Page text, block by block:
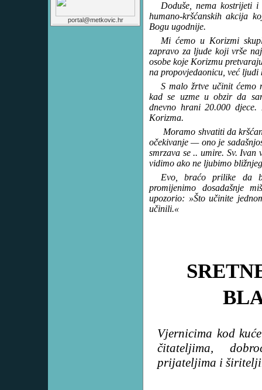
portal@metkovic.hr
Doduše, nema kostrijeti
humano-kršćanskih akcija
Bogu ugodnije.
Mi ćemo u Korizmi
zapravo za ljude koji vrše
osobe koje Korizmu
na propovjedaonicu, već ljudi
S malo žrtve učinit ćemo
kad se uzme u obzir da
dnevno hrani 20.000
Korizma.
Moramo shvatiti da
očekivanje — ono je
smrzava se .. umire. Sv.
vidimo ako ne ljubimo
Evo, braćo prilike da
promijenimo dosadašnje
upozorio: »Što učinite
učinili.«
Vjernicima kod
čitateljima,
prijateljima i